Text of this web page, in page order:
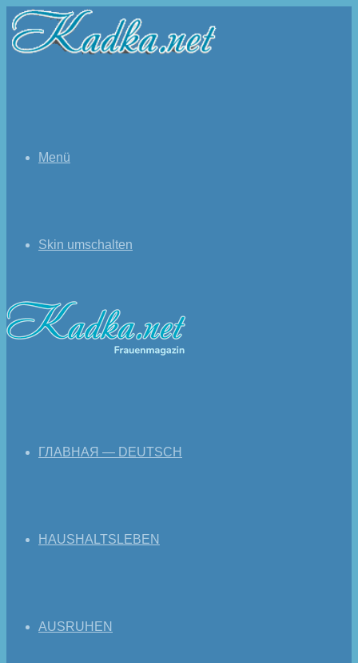
Menü
Skin umschalten
ГЛАВНАЯ — DEUTSCH
HAUSHALTSLEBEN
AUSRUHEN